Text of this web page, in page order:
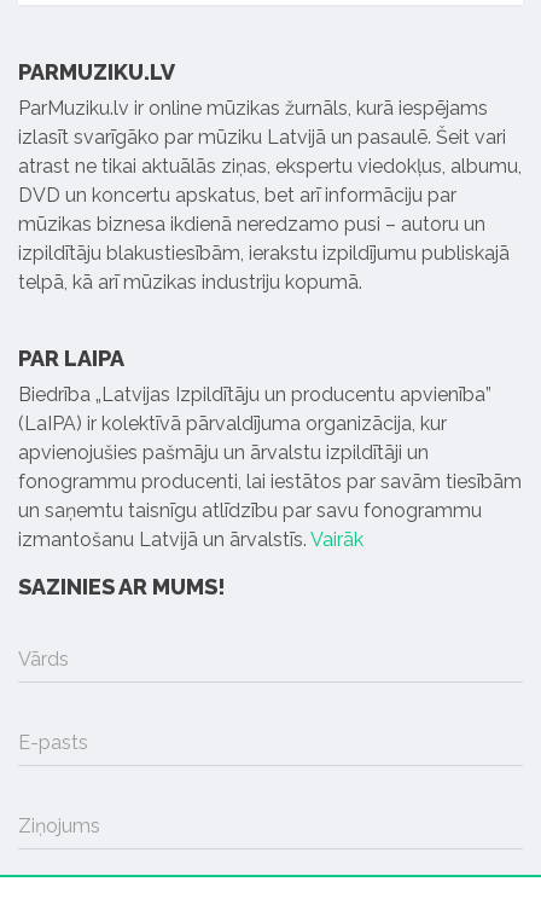
PARMUZIKU.LV
ParMuziku.lv ir online mūzikas žurnāls, kurā iespējams
izlasīt svarīgāko par mūziku Latvijā un pasaulē. Šeit vari
atrast ne tikai aktuālās ziņas, ekspertu viedokļus, albumu,
DVD un koncertu apskatus, bet arī informāciju par
mūzikas biznesa ikdienā neredzamo pusi – autoru un
izpildītāju blakustiesībām, ierakstu izpildījumu publiskajā
telpā, kā arī mūzikas industriju kopumā.
PAR LAIPA
Biedrība „Latvijas Izpildītāju un producentu apvienība”
(LaIPA) ir kolektīvā pārvaldījuma organizācija, kur
apvienojušies pašmāju un ārvalstu izpildītāji un
fonogrammu producenti, lai iestātos par savām tiesībām
un saņemtu taisnīgu atlīdzību par savu fonogrammu
izmantošanu Latvijā un ārvalstīs. Vairāk
SAZINIES AR MUMS!
Vārds
E-pasts
Ziņojums